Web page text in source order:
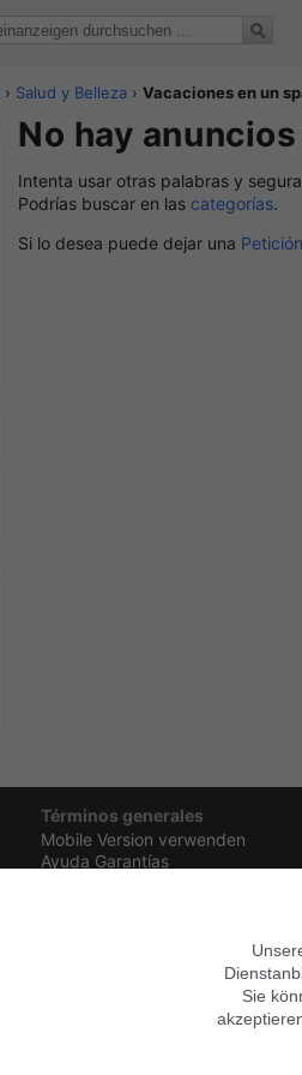
› Salud y Belleza ›Vacaciones en un
No hay
Intenta usar otras palabras y
Podrías buscar en las categorías.
Si lo desea puede dejar una Petición
Términos generales
Mobile Version verwenden
Ayuda Garantías
Sie